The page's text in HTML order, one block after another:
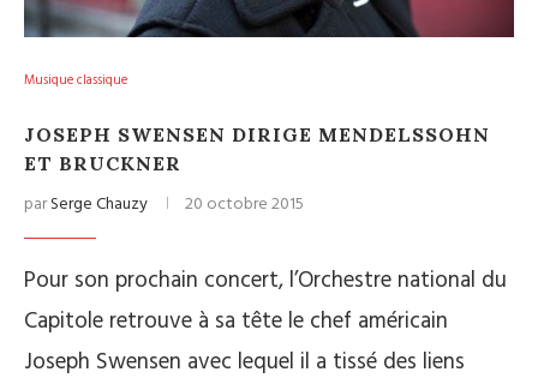
Musique classique
JOSEPH SWENSEN DIRIGE MENDELSSOHN
ET BRUCKNER
parSerge Chauzy 20 octobre 2015
Pour son prochain concert, l’Orchestre national du
Capitole retrouve à sa tête le chef américain
Joseph Swensen avec lequel il a tissé des liens